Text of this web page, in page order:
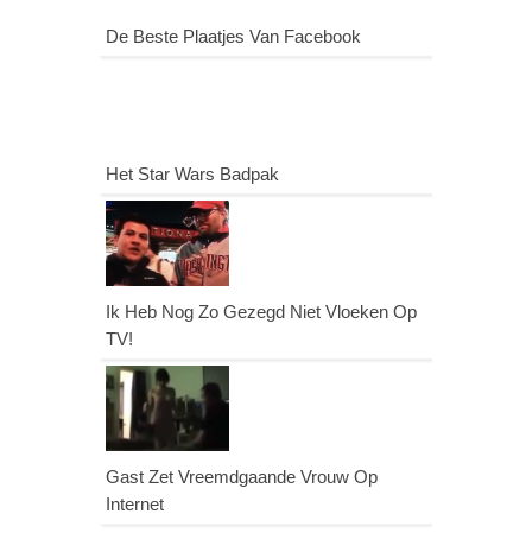
De Beste Plaatjes Van Facebook
Het Star Wars Badpak
Ik Heb Nog Zo Gezegd Niet Vloeken Op
TV!
Gast Zet Vreemdgaande Vrouw Op
Internet